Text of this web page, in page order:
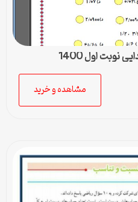
نوبت اول 1400
مشاهده و خرید